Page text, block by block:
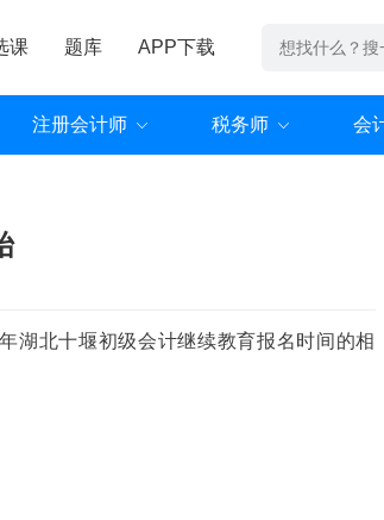
课 题库 APP下载
注册会计师 税务师 会
湖北十堰初级会计继续教育报名时间的相